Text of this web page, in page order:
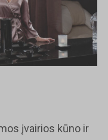
įvairios kūno ir